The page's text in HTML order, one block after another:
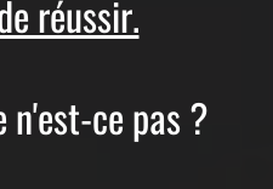
réussir.
n'est-ce pas ?